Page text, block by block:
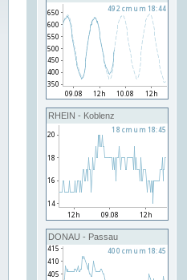
RHEIN - Koblenz
DONAU - Passau